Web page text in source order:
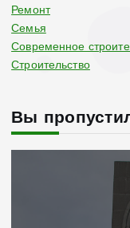
Ремонт
Семья
Современное
Строительство
Вы